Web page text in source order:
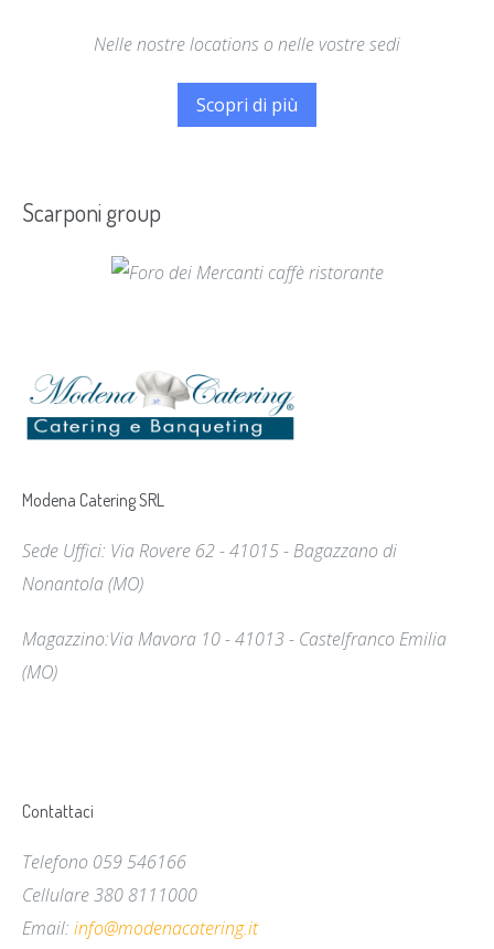
Nelle nostre locations o nelle vostre sedi
Scopri di più
Scarponi group
Modena Catering SRL
Sede Uffici: Via Rovere 62 - 41015 - Bagazzano di
Nonantola (MO)
Magazzino:Via Mavora 10 - 41013 - Castelfranco Emilia
(MO)
Contattaci
Telefono 059 546166
Cellulare 380 8111000
Email: info@modenacatering.it